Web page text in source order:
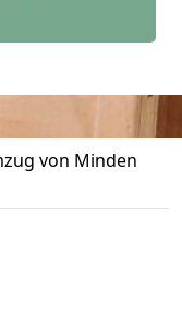
von Minden